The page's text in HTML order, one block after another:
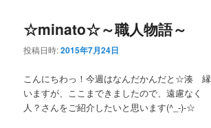
☆minato☆～職人物語～
投稿日時:2015年7月24日
こんにちわっ！今週はなんだかんだと☆湊
いますが、ここまできましたので、遠慮なく
人？さんをご紹介したいと思います(^_-)-☆